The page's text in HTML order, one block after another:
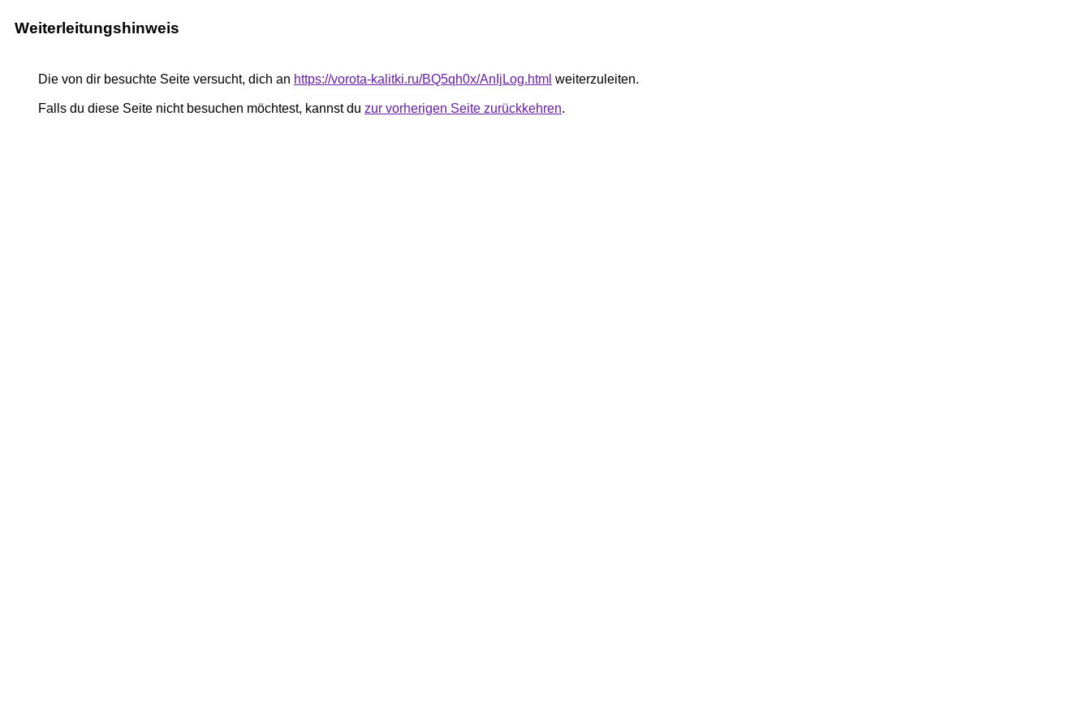
Weiterleitungshinweis
Die von dir besuchte Seite versucht, dich an https://vorota-kalitki.ru/BQ5qh0x/AnIjLog.html weiterzuleiten.
Falls du diese Seite nicht besuchen möchtest, kannst du zur vorherigen Seite zurückkehren.